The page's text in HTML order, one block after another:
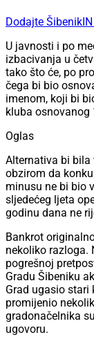
Dodajte
U javnosti i po
izbacivanja u
tako što će, po
čega bi bio
imenom, koji bi
kluba osnovanog
Oglas
Alternativa bi bila
obzirom da
minusu ne bi bio
sljedećeg ljeta
godinu dana ne
Bankrot
nekoliko razloga.
pogrešnoj
Gradu Šibeniku
Grad ugasio stari
promijenio
gradonačelnika
ugovoru.